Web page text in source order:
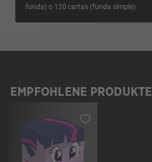
funda) o 120 cartas (funda simple)
Omitir la galería de productos
EMPFOHLENE PRODUKTE